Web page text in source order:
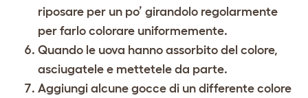
riposare per un po’ girandolo regolarmente
per farlo colorare uniformemente.
Quando le uova hanno assorbito del colore,
asciugatele e mettetele da parte.
Aggiungi alcune gocce di un differente colore